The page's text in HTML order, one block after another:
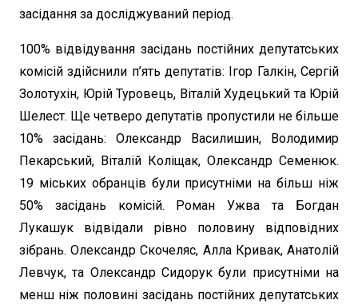
засідання за досліджуваний період.
100% відвідування засідань постійних депутатських
комісій здійснили п’ять депутатів: Ігор Галкін, Сергій
Золотухін, Юрій Туровець, Віталій Худецький та Юрій
Шелест. Ще четверо депутатів пропустили не більше
10% засідань: Олександр Василишин, Володимир
Пекарський, Віталій Коліщак, Олександр Семенюк.
19 міських обранців були присутніми на більш ніж
50% засідань комісій. Роман Ужва та Богдан
Лукашук відвідали рівно половину відповідних
зібрань. Олександр Скочеляс, Алла Кривак, Анатолій
Левчук, та Олександр Сидорук були присутніми на
менш ніж половині засідань постійних депутатських